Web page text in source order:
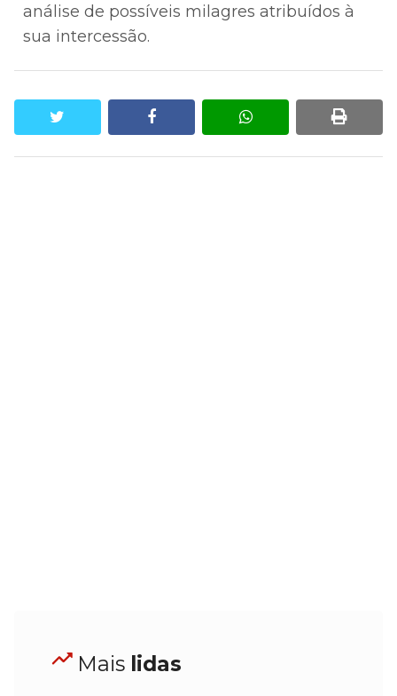
análise de possíveis milagres atribuídos à
sua intercessão.
facebook whatsapp print
Mais lidas